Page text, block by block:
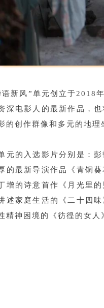
语新风”单元创立于2018
深电影人的最新作品，
的创作群像和多元的地理
元的入选影片分别是：
的最新导演作品《青铜
增的诗意首作《月光里
述家庭生活的《二十四
精神困境的《彷徨的女人